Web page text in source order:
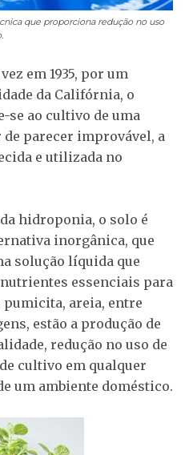
que proporciona redução no uso
em 1935, por um
da Califórnia, o
ao cultivo de uma
parecer improvável, a
e utilizada no
hidroponia, o solo é
inorgânica, que
solução líquida que
essenciais para
pumicita, areia, entre
estão a produção de
redução no uso de
cultivo em qualquer
um ambiente doméstico.